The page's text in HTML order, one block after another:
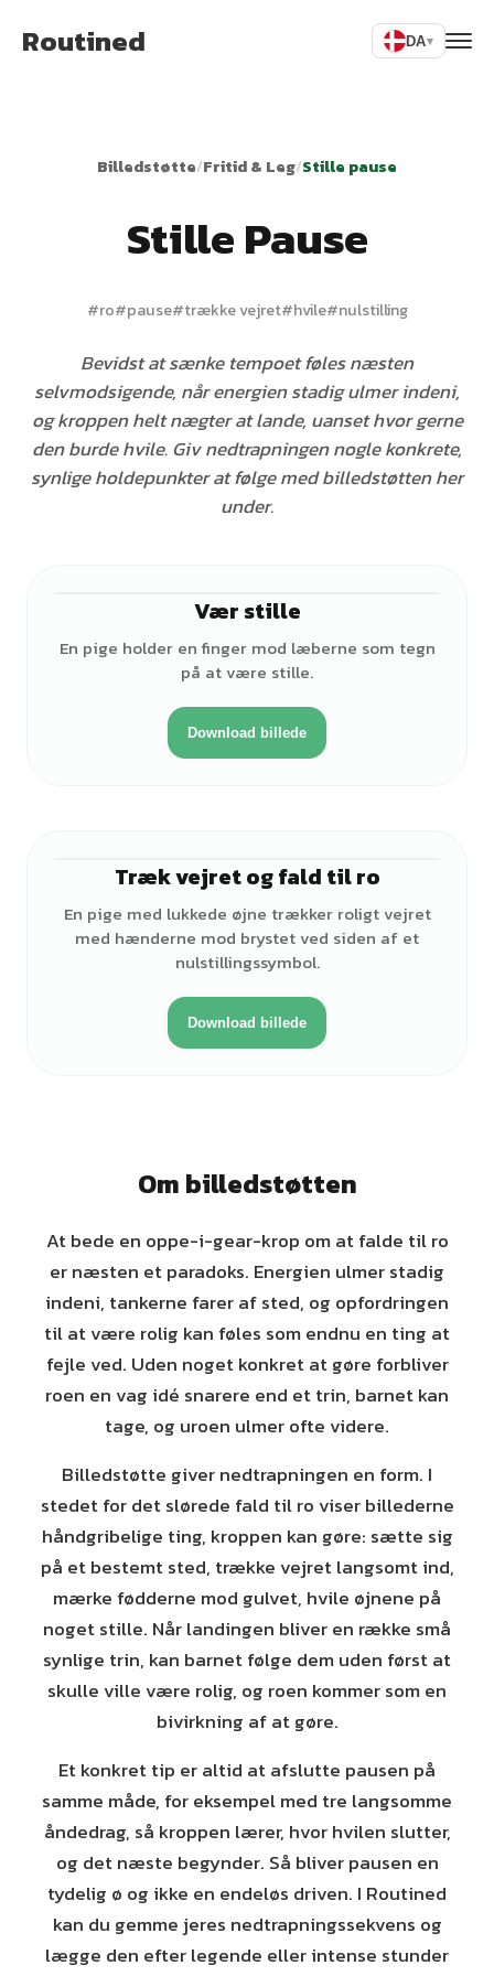
Routined DA▾
Billedstøtte/Fritid & Leg/Stille pause
Stille Pause
#ro#pause#trække vejret#hvile#nulstilling
Bevidst at sænke tempoet føles næsten
selvmodsigende, når energien stadig ulmer indeni,
og kroppen helt nægter at lande, uanset hvor gerne
den burde hvile. Giv nedtrapningen nogle konkrete,
synlige holdepunkter at følge med billedstøtten her
under.
Vær stille
En pige holder en finger mod læberne som tegn
på at være stille.
Download billede
Træk vejret og fald til ro
En pige med lukkede øjne trækker roligt vejret
med hænderne mod brystet ved siden af et
nulstillingssymbol.
Download billede
Om billedstøtten
At bede en oppe-i-gear-krop om at falde til ro
er næsten et paradoks. Energien ulmer stadig
indeni, tankerne farer af sted, og opfordringen
til at være rolig kan føles som endnu en ting at
fejle ved. Uden noget konkret at gøre forbliver
roen en vag idé snarere end et trin, barnet kan
tage, og uroen ulmer ofte videre.
Billedstøtte giver nedtrapningen en form. I
stedet for det slørede fald til ro viser billederne
håndgribelige ting, kroppen kan gøre: sætte sig
på et bestemt sted, trække vejret langsomt ind,
mærke fødderne mod gulvet, hvile øjnene på
noget stille. Når landingen bliver en række små
synlige trin, kan barnet følge dem uden først at
skulle ville være rolig, og roen kommer som en
bivirkning af at gøre.
Et konkret tip er altid at afslutte pausen på
samme måde, for eksempel med tre langsomme
åndedrag, så kroppen lærer, hvor hvilen slutter,
og det næste begynder. Så bliver pausen en
tydelig ø og ikke en endeløs driven. I Routined
kan du gemme jeres nedtrapningssekvens og
lægge den efter legende eller intense stunder